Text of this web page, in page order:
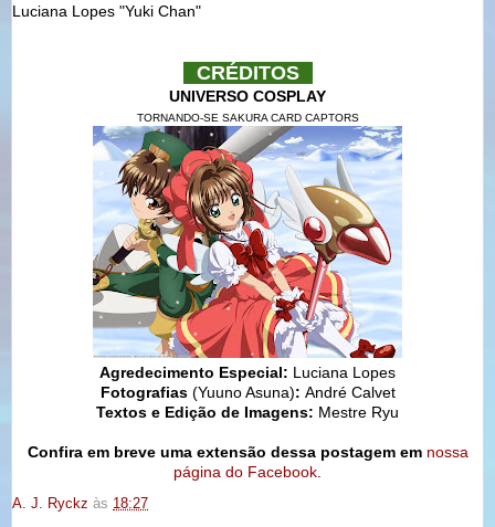
Luciana Lopes "Yuki Chan"
CRÉDITOS--
UNIVERSO COSPLAY
TORNANDO-SE SAKURA CARD CAPTORS
Agredecimento Especial: Luciana Lopes
Fotografias (Yuuno Asuna): André Calvet
Textos e Edição de Imagens: Mestre Ryu
Confira em breve uma extensão dessa postagem em nossa
página do Facebook
A. J. Ryckz às 18:27